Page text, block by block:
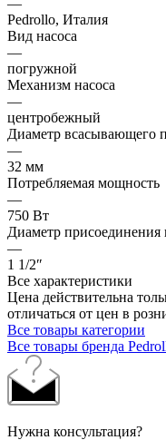
Pedrollo, Италия
Вид насоса
—
погружной
Механизм насоса
—
центробежный
Диаметр всасывающего
—
32 мм
Потребляемая мощность
—
750 Вт
Диаметр
—
1 1/2″
Все характеристики
Цена действительна
отличаться от цен в
Все товары категории
Все товары бренда
Нужна консультация?